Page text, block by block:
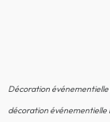
Décoration
décoration événementielle